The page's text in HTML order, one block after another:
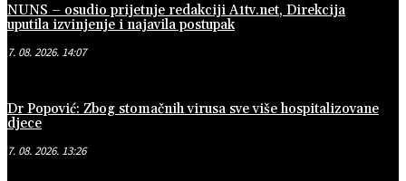
NUNS – osudio prijetnje redakciji A1tv.net, Direkcija
uputila izvinjenje i najavila postupak
7. 08. 2026. 14:07
Dr Popović: Zbog stomačnih virusa sve više hospitalizovane
djece
7. 08. 2026. 13:26